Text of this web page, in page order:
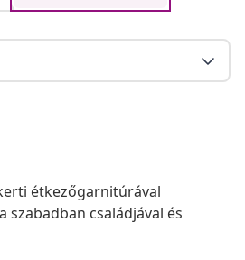
étkezőgarnitúrával
szabadban családjával és